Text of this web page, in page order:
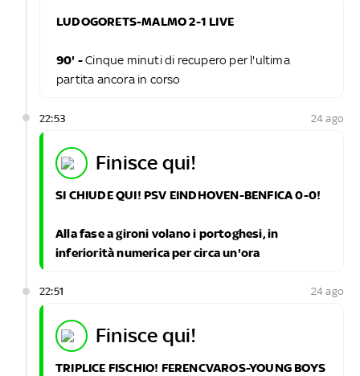
LUDOGORETS-MALMO 2-1 LIVE
90' -Cinque minuti di recupero per l'ultima
partita ancora in corso
22:53 24 ago
finisce qui!
SI CHIUDE QUI! PSV EINDHOVEN-BENFICA 0-0!
Alla fase a gironi volano i portoghesi, in
inferiorità numerica per circa un'ora
22:51 24 ago
finisce qui!
TRIPLICE FISCHIO! FERENCVAROS-YOUNG BOYS